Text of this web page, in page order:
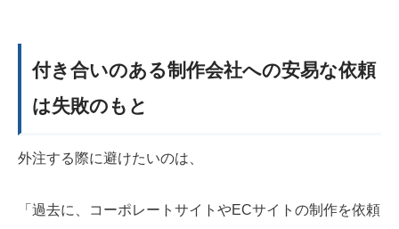
付き合いのある制作会社への安易な依頼
は失敗のもと
外注する際に避けたいのは、
「過去に、コーポレートサイトやECサイトの制作を依頼